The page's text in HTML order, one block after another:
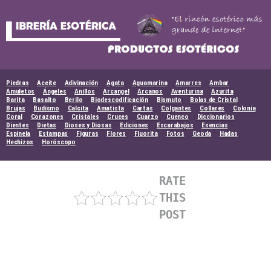
Piedras Aceite Adivinación Agata Aguamarina Amarres
Ambar
Amuletos
Ángeles Anillos Arcangel Arcanos Aventurina
Azurita
Barita
Basalto Berilo Biodescodificación Bismuto
Bolas de Cristal
Brujas
Budismo Calcita Amatista Cartas Colgantes Collares
Colonia
Coral
Corazones Cristales Cruces Cuarzo Cuenco
Diccionarios
Dientes
Dietas Dioses y Diosas Ediciones Escarabajos
Esencias
Espinela
Estampas Figuras Flores Fluorita Fotos Geoda
Hadas
Hechizos
Horóscopo
RATE
THIS
POST